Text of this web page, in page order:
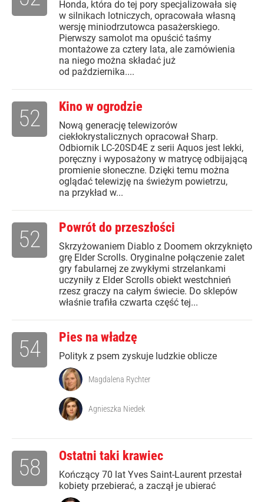
Honda, która do tej pory specjalizowała się
w silnikach lotniczych, opracowała własną
wersję miniodrzutowca pasażerskiego.
Pierwszy samolot ma opuścić taśmy
montażowe za cztery lata, ale zamówienia
na niego można składać już
od października....
Kino w ogrodzie
Nową generację telewizorów
ciekłokrystalicznych opracował Sharp.
Odbiornik LC-20SD4E z serii Aquos jest lekki,
poręczny i wyposażony w matrycę odbijającą
promienie słoneczne. Dzięki temu można
oglądać telewizję na świeżym powietrzu,
na przykład w...
52
Powrót do przeszłości
Skrzyżowaniem Diablo z Doomem okrzyknięto
grę Elder Scrolls. Oryginalne połączenie zalet
gry fabularnej ze zwykłymi strzelankami
uczyniły z Elder Scrolls obiekt westchnień
rzesz graczy na całym świecie. Do sklepów
właśnie trafiła czwarta część tej...
52
Pies na władzę
Polityk z psem zyskuje ludzkie oblicze
54
Magdalena Rychter
Agnieszka Niedek
Ostatni taki krawiec
Kończący 70 lat Yves Saint-Laurent przestał
kobiety przebierać, a zaczął je ubierać
58